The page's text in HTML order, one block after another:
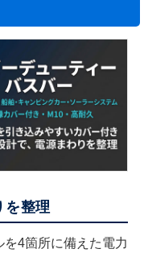
を整理
4箇所に備えた電力